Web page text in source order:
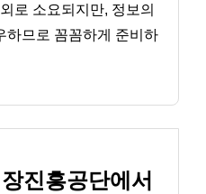
로 소요되지만, 정보의
하므로 꼼꼼하게 준비하
진흥공단에서